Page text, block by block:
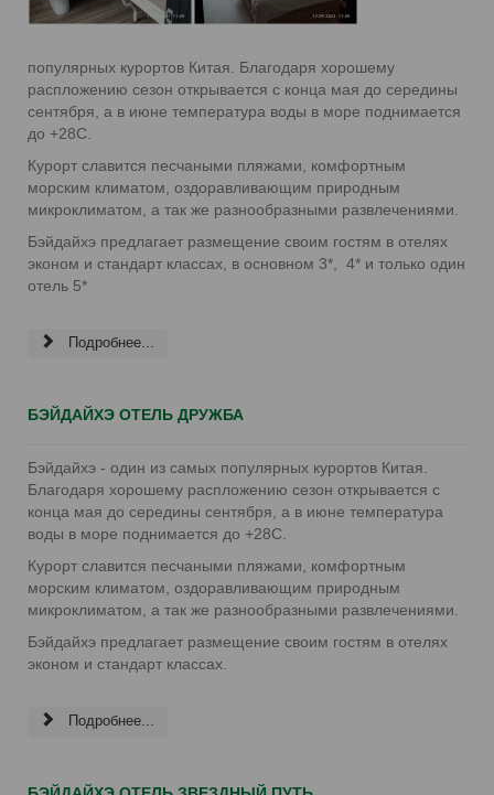
популярных курортов Китая. Благодаря хорошему
распложению сезон открывается с конца мая до середины
сентября, а в июне температура воды в море поднимается
до +28С.
Курорт славится песчаными пляжами, комфортным
морским климатом, оздоравливающим природным
микроклиматом, а так же разнообразными развлечениями.
Бэйдайхэ предлагает размещение своим гостям в отелях
эконом и стандарт классах, в основном 3*, 4* и только один
отель 5*
Подробнее...
БЭЙДАЙХЭ ОТЕЛЬ ДРУЖБА
Бэйдайхэ - один из самых популярных курортов Китая.
Благодаря хорошему распложению сезон открывается с
конца мая до середины сентября, а в июне температура
воды в море поднимается до +28С.
Курорт славится песчаными пляжами, комфортным
морским климатом, оздоравливающим природным
микроклиматом, а так же разнообразными развлечениями.
Бэйдайхэ предлагает размещение своим гостям в отелях
эконом и стандарт классах.
Подробнее...